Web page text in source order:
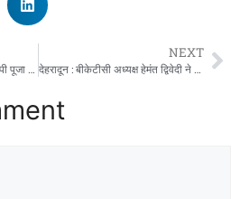
नंदा-सुनंदा; बालिकाओं की शिक्षारूपी पूजा से जिला प्र्रशासन ने शुरू किया वर्ष का पहला दिन
NEXT
देहरादून : बीकेटीसी अध्यक्ष हेमंत द्विवेदी ने शीतकालीन यात्रा के लिए श्रद्धालुओं को दिया आमंत्रण…